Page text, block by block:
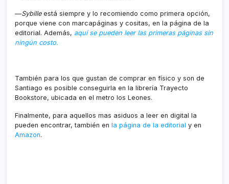
—Sybilleestá siempre y lo recomiendo como primera opción,
porque viene con marcapáginas y cositas, en la página de la
editorial. Además, aquí se pueden leer las primeras páginas sin
ningún costo.
También para los que gustan de comprar en físico y son de
Santiago es posible conseguirla en la librería Trayecto
Bookstore, ubicada en el metro los Leones.
Finalmente, para aquellos mas asiduos a leer en digital la
pueden encontrar, también en la página de la editorial y en
Amazon.